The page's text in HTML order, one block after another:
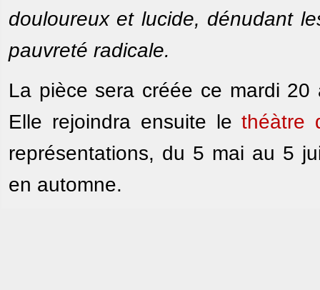
douloureux et lucide, dénudant
pauvreté radicale.
La pièce sera créée ce mardi
Elle rejoindra ensuite lethéàtre
représentations, du 5 mai au 5
en automne.